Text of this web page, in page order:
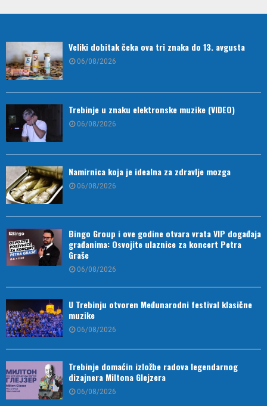
Veliki dobitak čeka ova tri znaka do 13. avgusta
06/08/2026
Trebinje u znaku elektronske muzike (VIDEO)
06/08/2026
Namirnica koja je idealna za zdravlje mozga
06/08/2026
Bingo Group i ove godine otvara vrata VIP događaja
građanima: Osvojite ulaznice za koncert Petra
Graše
06/08/2026
U Trebinju otvoren Međunarodni festival klasične
muzike
06/08/2026
Trebinje domaćin izložbe radova legendarnog
dizajnera Miltona Glejzera
06/08/2026